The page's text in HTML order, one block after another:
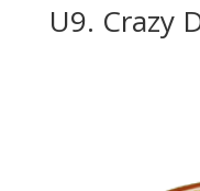
U9. Crazy